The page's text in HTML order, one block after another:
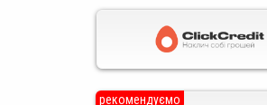
рекомендуємо